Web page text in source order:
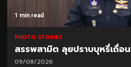
1 min read
PHOTO STORIES
สรรพสามิต ลุยปราบบุหรี่เถื่อ
09/08/2026